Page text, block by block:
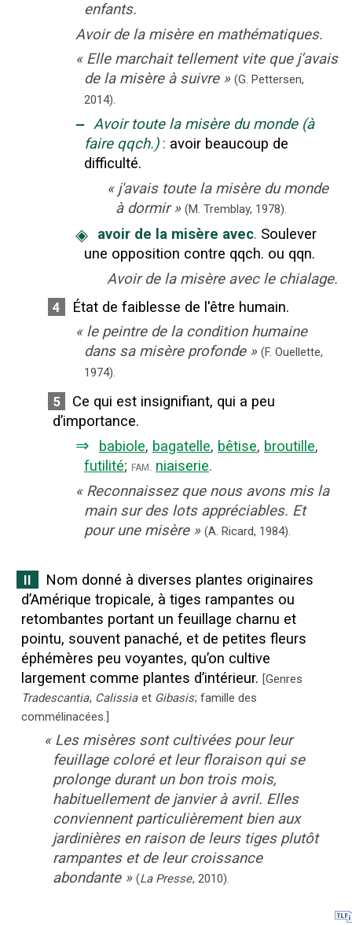
enfants.
Avoir de la misère en mathématiques.
« Elle marchait tellement vite que j’avais
de la misère à suivre » (G. Pettersen,
2014).
‒ Avoir toute la misère du monde (à
faire qqch.) : avoir beaucoup de
difficulté.
« j'avais toute la misère du monde
à dormir » (M. Tremblay, 1978).
◈ avoir de la misère avec. Soulever
une opposition contre qqch. ou qqn.
Avoir de la misère avec le chialage.
4
État de faiblesse de l'être humain.
« le peintre de la condition humaine
dans sa misère profonde » (F. Ouellette,
1974).
5
Ce qui est insignifiant, qui a peu
d’importance.
⇒ babiole, bagatelle, bêtise, broutille,
futilité; fam. niaiserie.
« Reconnaissez que nous avons mis la
main sur des lots appréciables. Et
pour une misère » (A. Ricard, 1984).
II
Nom donné à diverses plantes originaires
d’Amérique tropicale, à tiges rampantes ou
retombantes portant un feuillage charnu et
pointu, souvent panaché, et de petites fleurs
éphémères peu voyantes, qu’on cultive
largement comme plantes d’intérieur. [Genres
Tradescantia, Calissia et Gibasis; famille des
commélinacées.]
« Les misères sont cultivées pour leur
feuillage coloré et leur floraison qui se
prolonge durant un bon trois mois,
habituellement de janvier à avril. Elles
conviennent particulièrement bien aux
jardinières en raison de leurs tiges plutôt
rampantes et de leur croissance
abondante » (La Presse, 2010).